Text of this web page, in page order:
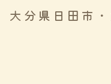
大分県日田市